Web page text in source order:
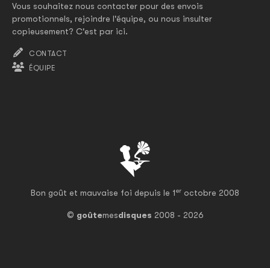
Bon goût et mauvaise foi depuis le 1er octobre 2008
© goûtemesdisques 2008 - 2026
Vous souhaitez nous contacter pour des envois
promotionnels, rejoindre l'équipe, ou nous insulter
copieusement? C'est par ici.
CONTACT
ÉQUIPE